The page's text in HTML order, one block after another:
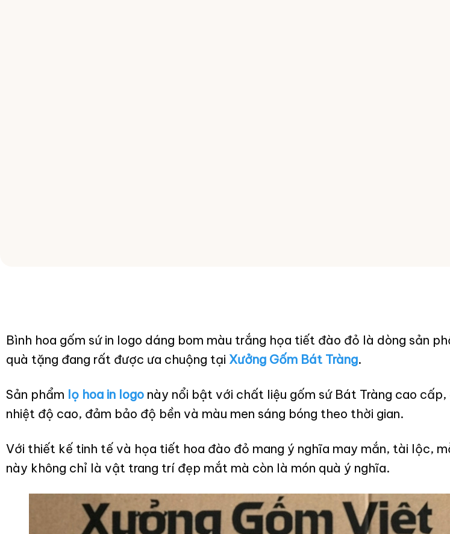
Bình hoa gốm sứ in logo dáng bom màu trắng họa tiết đào đỏ là dòng sản
quà tặng đang rất được ưa chuộng tại Xưởng Gốm Bát Tràng.
Sản phẩm lọ hoa in logonày nổi bật với chất liệu gốm sứ Bát Tràng cao cấp,
nhiệt độ cao, đảm bảo độ bền và màu men sáng bóng theo thời gian.
Với thiết kế tinh tế và họa tiết hoa đào đỏ mang ý nghĩa may mắn, tài lộc,
này không chỉ là vật trang trí đẹp mắt mà còn là món quà ý nghĩa.